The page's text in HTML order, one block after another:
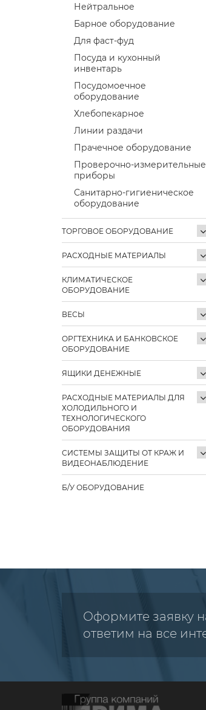
Нейтральное
Барное оборудование
Для фаст-фуд
Посуда и кухонный
инвентарь
Посудомоечное
оборудование
Хлебопекарное
Линии раздачи
Прачечное оборудование
Проверочно-измерительные
приборы
Санитарно-гигиеническое
оборудование
ТОРГОВОЕ ОБОРУДОВАНИЕ
РАСХОДНЫЕ МАТЕРИАЛЫ
КЛИМАТИЧЕСКОЕ
ОБОРУДОВАНИЕ
ВЕСЫ
ОРГТЕХНИКА И БАНКОВСКОЕ
ОБОРУДОВАНИЕ
ЯЩИКИ ДЕНЕЖНЫЕ
РАСХОДНЫЕ МАТЕРИАЛЫ ДЛЯ
ХОЛОДИЛЬНОГО И
ТЕХНОЛОГИЧЕСКОГО
ОБОРУДОВАНИЯ
СИСТЕМЫ ЗАЩИТЫ ОТ КРАЖ И
ВИДЕОНАБЛЮДЕНИЕ
Б/У ОБОРУДОВАНИЕ
Оформите заявку
ответим на все